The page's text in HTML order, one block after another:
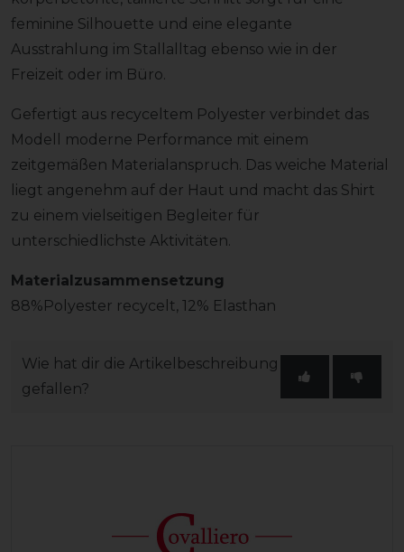
feminine Silhouette und eine elegante
Ausstrahlung im Stallalltag ebenso wie in der
Freizeit oder im Büro.
Gefertigt aus recyceltem Polyester verbindet das
Modell moderne Performance mit einem
zeitgemäßen Materialanspruch. Das weiche Material
liegt angenehm auf der Haut und macht das Shirt
zu einem vielseitigen Begleiter für
unterschiedlichste Aktivitäten.
Materialzusammensetzung
88%Polyester recycelt, 12% Elasthan
Wie hat dir die Artikelbeschreibung
gefallen?